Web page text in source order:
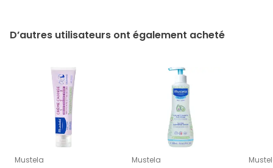
D’autres utilisateurs ont également acheté
Mustela Mustela